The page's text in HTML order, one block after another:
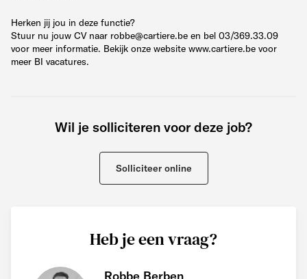
Herken jij jou in deze functie?
Stuur nu jouw CV naar robbe@cartiere.be en bel 03/369.33.09
voor meer informatie. Bekijk onze website www.cartiere.be voor
meer BI vacatures.
Wil je solliciteren voor deze job?
Solliciteer online
Heb je een vraag?